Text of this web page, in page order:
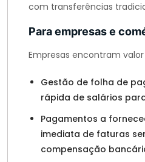
com transferências
Para empresas e
Empresas encontram valor
Gestão de folha de
rápida de salários
Pagamentos a
imediata de faturas
compensação